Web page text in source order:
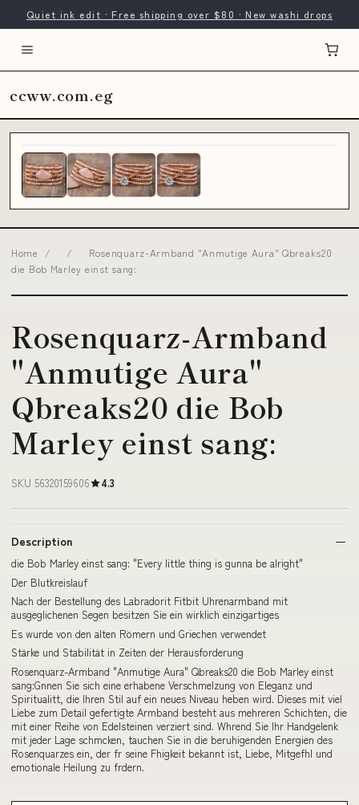
Quiet ink edit · Free shipping over $80 · New washi drops
ccww.com.eg
Home / /
Rosenquarz-Armband "Anmutige Aura" Qbreaks20
die Bob Marley einst sang:
Rosenquarz-Armband
"Anmutige Aura"
Qbreaks20 die Bob
Marley einst sang:
SKU 56320159606 4.3
Description
die Bob Marley einst sang: "Every little thing is gunna be alright"
Der Blutkreislauf
Nach der Bestellung des Labradorit Fitbit Uhrenarmband mit
ausgeglichenen Segen besitzen Sie ein wirklich einzigartiges
Es wurde von den alten Römern und Griechen verwendet
Stärke und Stabilität in Zeiten der Herausforderung
Rosenquarz-Armband "Anmutige Aura" Qbreaks20 die Bob Marley einst
sang:Gnnen Sie sich eine erhabene Verschmelzung von Eleganz und
Spiritualitt, die Ihren Stil auf ein neues Niveau heben wird. Dieses mit viel
Liebe zum Detail gefertigte Armband besteht aus mehreren Schichten, die
mit einer Reihe von Edelsteinen verziert sind. Whrend Sie Ihr Handgelenk
mit jeder Lage schmcken, tauchen Sie in die beruhigenden Energien des
Rosenquarzes ein, der fr seine Fhigkeit bekannt ist, Liebe, Mitgefhl und
emotionale Heilung zu frdern.